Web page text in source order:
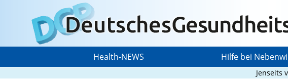
Health-NEWS Hilfe bei
Jenseits